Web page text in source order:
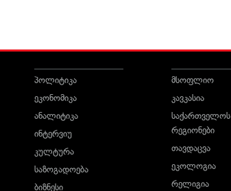
პოლიტიკა
ეკონომიკა
ანალიტიკა
ინტერვიუ
კულტურა
საზოგადოება
ბიზნესი
მსოფლიო
კავკასია
საქართველოს
რეგიონები
თავდაცვა
ეკოლოგია
რელიგია